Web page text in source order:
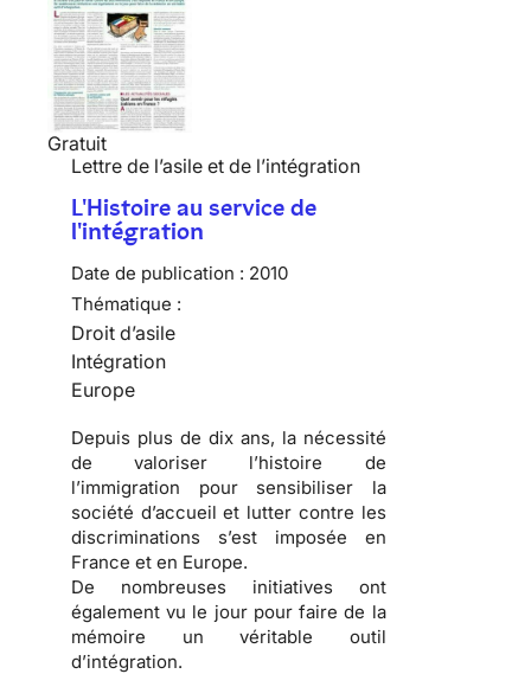
Gratuit
Lettre de l’asile et de l’intégration
L'Histoire au service de
l'intégration
Date de publication : 2010
Thématique :
Droit d’asile
Intégration
Europe
Depuis plus de dix ans, la nécessité
de valoriser l’histoire de
l’immigration pour sensibiliser la
société d’accueil et lutter contre les
discriminations s’est imposée en
France et en Europe.
De nombreuses initiatives ont
également vu le jour pour faire de la
mémoire un véritable outil
d’intégration.